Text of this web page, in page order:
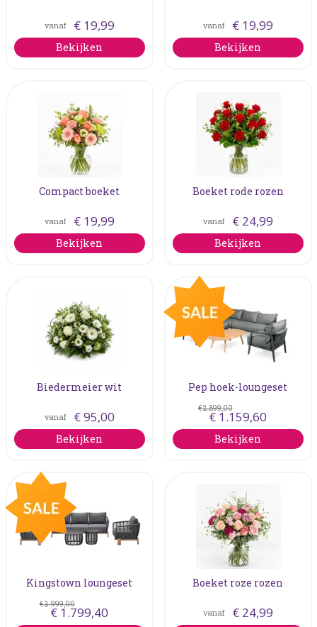
vanaf € 19,99
Bekijken
vanaf € 19,99
Bekijken
Compact boeket
vanaf € 19,99
Bekijken
Boeket rode rozen
vanaf € 24,99
Bekijken
Biedermeier wit
vanaf €95,00
Bekijken
Pep hoek-loungeset
€2.899,00
€ 1.159,60
Bekijken
Kingstown loungeset
€2.999,00
€ 1.799,40
Boeket roze rozen
vanaf € 24,99